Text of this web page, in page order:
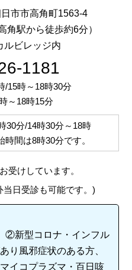
市市高角町1563-4
角駅から徒歩約6分）
ルビレッジ内
1181
/15時～18時30分
～18時15分
30分/14時30分～18時
時間は8時30分です。
受けしています。
日受診も可能です。)
②新型コロナ・インフル
り風邪症状のある方、
イコプラズマ・百日咳